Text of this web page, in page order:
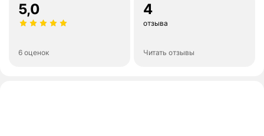
5,0
6 оценок
4
отзыва
Читать отзывы